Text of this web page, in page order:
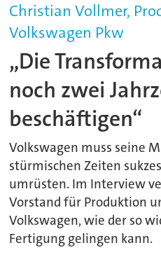
Christian Vollmer,
Volkswagen Pkw
„Die
noch zwei
beschäftigen“
Volkswagen muss seine
stürmischen Zeiten
umrüsten. Im Interview
Vorstand für Produktion
Volkswagen, wie der so
Fertigung gelingen kann.